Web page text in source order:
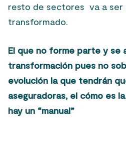
resto de sectores va a ser
transformado.
El que no forme parte y se
transformación pues no
evolución la que tendrán
aseguradoras, el cómo es
hay un “manual”